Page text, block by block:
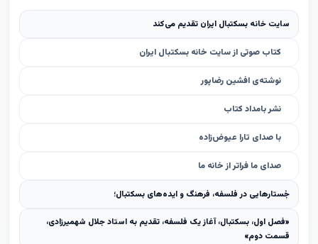
سایت خانه بسکتبال ایران تقدیم می‌کند
کتاب صوتی از سایت خانه بسکتبال ایران
نوشته‌ی افشین رضاپور
نشر بامداد کتاب
با صدای تارا عیوض‌زاده
صدای ما فراتر از خانه ما
جُستارهایی در فلسفه، فرهنگ و ایده‌های بسکتبال؛
«فصل اول، بسکتبال، آغاز یک فلسفه، تقدیم به استاد جلال شهمیرزادی،
قسمت دوم»